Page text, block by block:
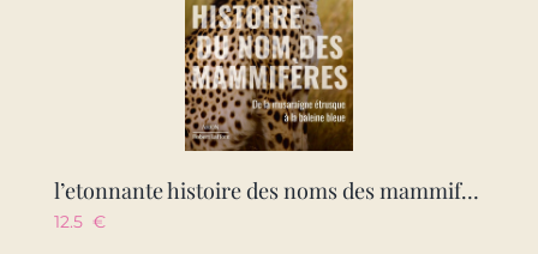
l’etonnante histoire des noms des mammiferes – de la musaraigne etrusque a la baleine bleue
12.5 €